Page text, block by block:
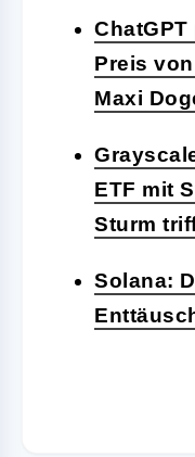
Preis
Maxi
ETF mit
Sturm
Solana: